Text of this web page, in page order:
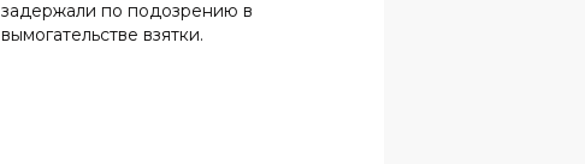
задержали по подозрению в
вымогательстве взятки.